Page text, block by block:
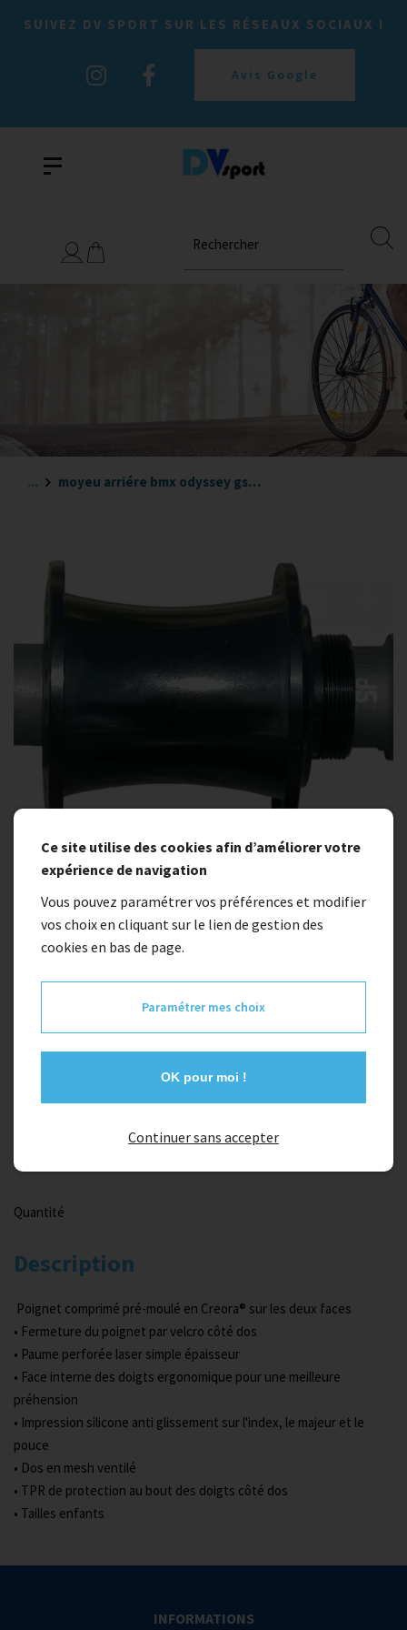
SUIVEZ DV SPORT SUR LES RÉSEAUX SOCIAUX !
Avis Google
Rechercher
... moyeu arriére bmx odyssey gsport
Indisponible
moyeu arriére bmx odyssey gsport
Quantité
Description
Poignet comprimé pré-moulé en Creora® sur les deux faces
• Fermeture du poignet par velcro côté dos
• Paume perforée laser simple épaisseur
• Face interne des doigts ergonomique pour une meilleure
préhension
• Impression silicone anti glissement sur l'index, le majeur et le
pouce
• Dos en mesh ventilé
• TPR de protection au bout des doigts côté dos
• Tailles enfants
INFORMATIONS
Ce site utilise des cookies afin d’améliorer votre
expérience de navigation
Vous pouvez paramétrer vos préférences et modifier
vos choix en cliquant sur le lien de gestion des
cookies en bas de page.
Paramétrer mes choix
OK pour moi !
Continuer sans accepter